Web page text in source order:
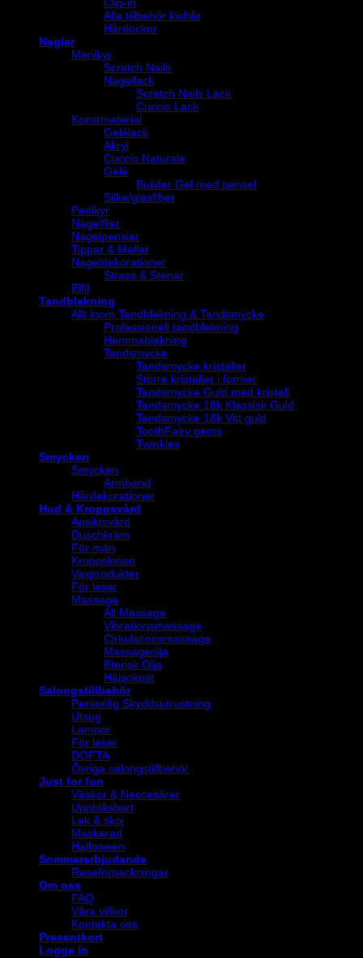
Clip-in
Alla tillbehör löshår
Hårdockor
Naglar
Manikyr
Scratch Nails
Nagellack
Scratch Nails Lack
Cuccio Lack
Konstmaterial
Gelélack
Akryl
Cuccio Naturale
Gelé
Builder Gel med pensel
Silke/glasfiber
Pedikyr
Nagelfilar
Nagelpenslar
Tippar & Mallar
Nageldekorationer
Strass & Stenar
Elfil
Tandblekning
Allt inom Tandblekning & Tandsmycke
Professionell tandblekning
Hemmablekning
Tandsmycke
Tandsmycke kristaller
Större kristaller i former
Tandsmycke Guld med kristall
Tandsmycke 18k Klassisk Guld
Tandsmycke 18k Vitt guld
ToothFairy gems
Twinkles
Smycken
Smycken
Armband
Hårdekorationer
Hud & Kroppsvård
Ansiktsvård
Duschkräm
För män
Kroppslotion
Vaxprodukter
För laser
Massage
All Massage
Vibrationsmassage
Cirkulationsmassage
Massageolja
Eterisk Olja
Hälsokost
Salongstillbehör
Personlig Skyddsutrustning
Utsug
Lampor
För laser
DOFTA
Övriga salongstillbehör
Just for fun
Väskor & Neccesärer
Uppblåsbart
Lek & skoj
Maskerad
Halloween
Sommarerbjudande
Reseförpackningar
Om oss
FAQ
Våra villkor
Kontakta oss
Presentkort
Logga in